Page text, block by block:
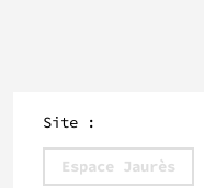
Site :
Espace Jaurès